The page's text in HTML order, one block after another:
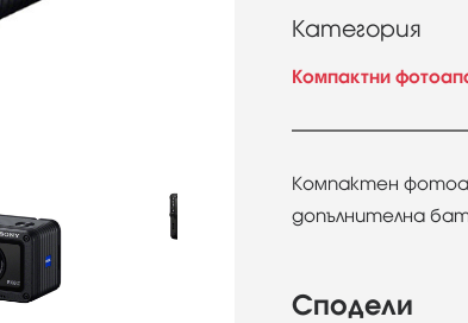
Категория
Компактни
Компактен
допълнителна
Сподели